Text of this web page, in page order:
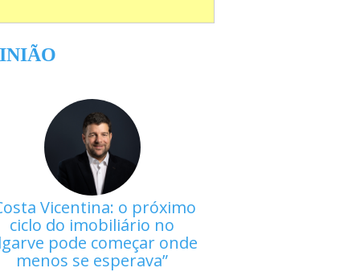
Vicentina: o próximo
ciclo do imobiliário no
pode começar onde
menos se esperava